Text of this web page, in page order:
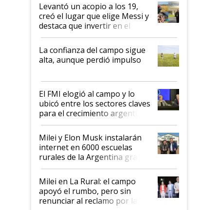
Levantó un acopio a los 19,
creó el lugar que elige Messi y
destaca que invertir en el
kirchnerismo era como "darle
plata a un hijo para droga":
Juan Félix Rossetti, el libertario
que de una dura crisis salió
de Milei
La confianza del campo sigue
alta, aunque perdió impulso
El FMI elogió al campo y lo
ubicó entre los sectores claves
para el crecimiento argentino
Milei y Elon Musk instalarán
internet en 6000 escuelas
rurales de la Argentina gracias
a un acuerdo con Starlink
Milei en La Rural: el campo
apoyó el rumbo, pero sin
renunciar al reclamo por las